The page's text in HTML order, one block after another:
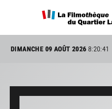
DIMANCHE 09 AOÛT 2026 8:20:42